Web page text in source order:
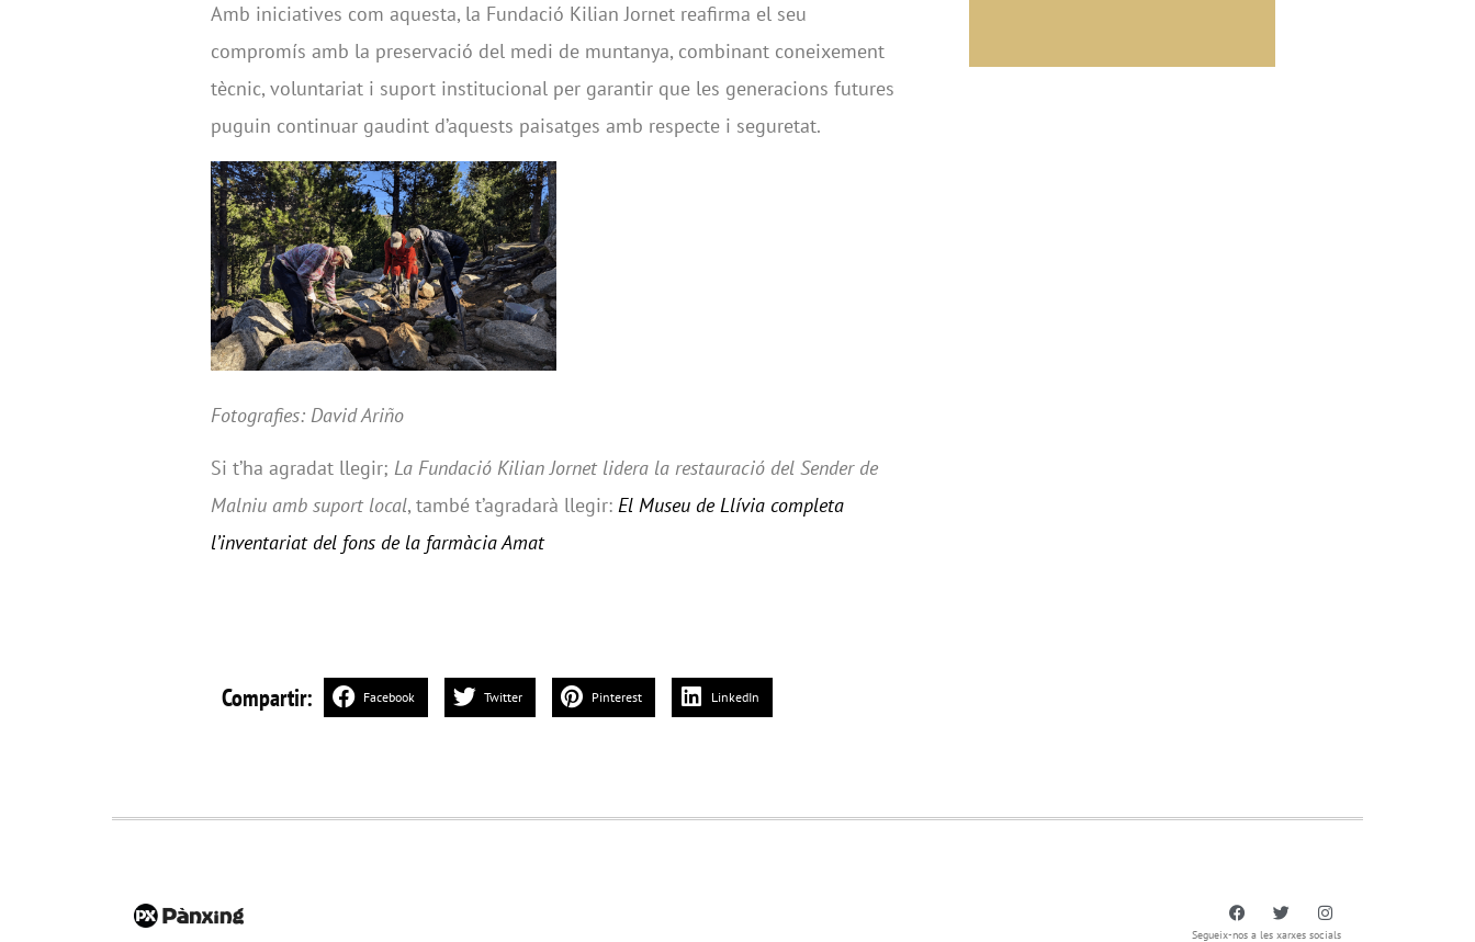
Amb iniciatives com aquesta, la Fundació Kilian Jornet reafirma el seu
compromís amb la preservació del medi de muntanya, combinant coneixement
tècnic, voluntariat i suport institucional per garantir que les generacions futures
puguin continuar gaudint d’aquests paisatges amb respecte i seguretat.
Fotografies: David Ariño
Si t’ha agradat llegir; La Fundació Kilian Jornet lidera la restauració del Sender de
Malniu amb suport local, també t’agradarà llegir: El Museu de Llívia completa
l’inventariat del fons de la farmàcia Amat
Compartir: Facebook Twitter Pinterest LinkedIn
Segueix-nos a les xarxes socials